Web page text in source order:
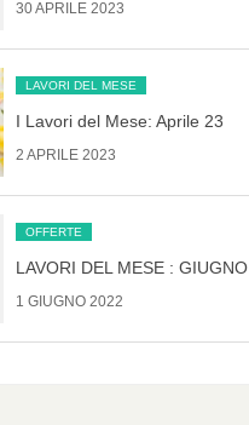
30 APRILE 2023
LAVORI DEL MESE
I Lavori del Mese: Aprile 23
2 APRILE 2023
OFFERTE
LAVORI DEL MESE : GIUGNO
1 GIUGNO 2022